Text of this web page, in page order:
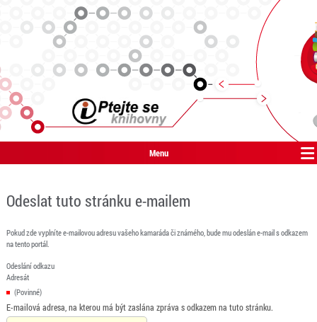
Menu
Odeslat tuto stránku e-mailem
Pokud zde vyplníte e-mailovou adresu vašeho kamaráda či známého, bude mu odeslán e-mail s odkazem
na tento portál.
Odeslání odkazu
Adresát
(Povinné)
E-mailová adresa, na kterou má být zaslána zpráva s odkazem na tuto stránku.